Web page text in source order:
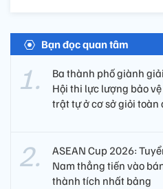
Bạn đọc quan tâm
Ba thành phố giành
Hội thi lực lượng bảo
trật tự ở cơ sở giỏi toàn
ASEAN Cup 2026:
Nam thẳng tiến vào
thành tích nhất bảng